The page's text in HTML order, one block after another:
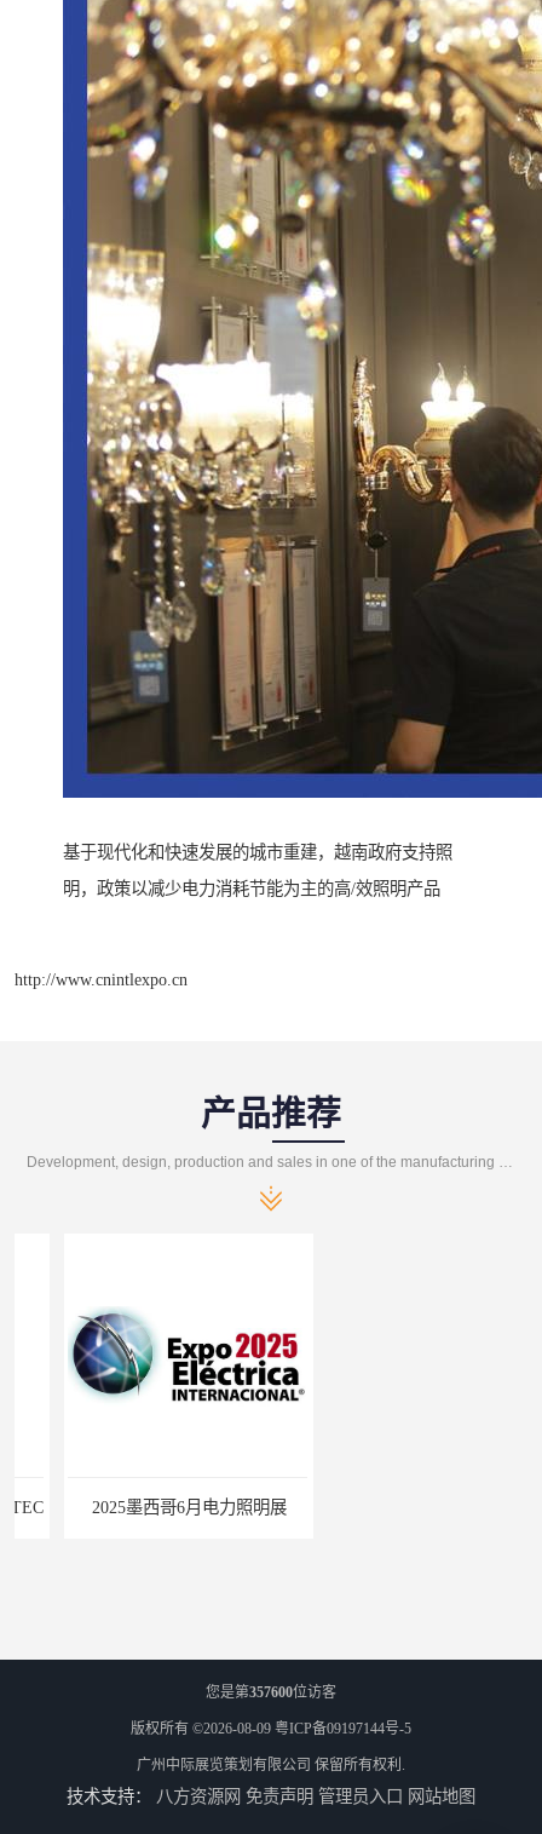
基于现代化和快速发展的城市重建，越南政府支持照
明，政策以减少电力消耗节能为主的高/效照明产品
http://www.cnintlexpo.cn
产品推荐
2025墨西哥6月电力照明展
您是第357600位访客
版权所有 ©2026-08-09 粤ICP备09197144号-5
广州中际展览策划有限公司 保留所有权利.
技术支持： 八方资源网 免责声明 管理员入口 网站地图